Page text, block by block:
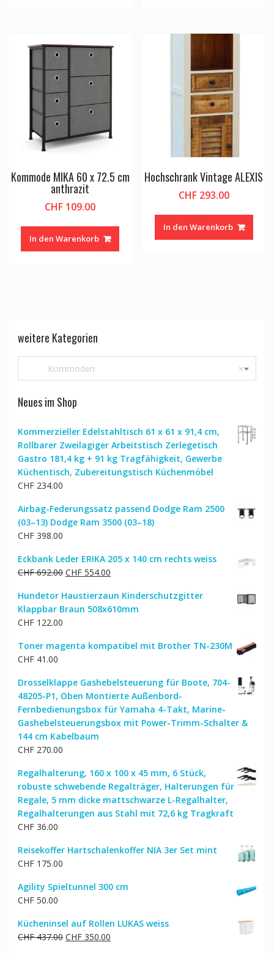
Kommode MIKA 60 x 72.5 cm
anthrazit
CHF 109.00
In den Warenkorb
Hochschrank Vintage ALEXIS
CHF293.00
In den Warenkorb
weitere Kategorien
×
Kommoden
Neues im Shop
Kommerzieller Edelstahltisch 61 x 61 x 91,4 cm,
Rollbarer Zweilagiger Arbeitstisch Zerlegetisch
Gastro 181,4 kg + 91 kg Tragfähigkeit, Gewerbe
Küchentisch, Zubereitungstisch Küchenmöbel
CHF234.00
Airbag-Federungssatz passend Dodge Ram 2500
(03–13) Dodge Ram 3500 (03–18)
CHF398.00
Eckbank Leder ERIKA 205 x 140 cm rechts weiss
CHF692.00 Ursprünglicher
war:
CHF 692.00
CHF554.00Aktueller
ist:
CHF 554.00.
Hundetor Haustierzaun Kinderschutzgitter
Klappbar Braun 508x610mm
CHF122.00
Toner magenta kompatibel mit Brother TN-230M
CHF41.00
Drosselklappe Gashebelsteuerung für Boote, 704-
48205-P1, Oben Montierte Außenbord-
Fernbedienungsbox für Yamaha 4-Takt, Marine-
Gashebelsteuerungsbox mit Power-Trimm-Schalter &
144 cm Kabelbaum
CHF270.00
Regalhalterung, 160 x 100 x 45 mm, 6 Stück,
robuste schwebende Regalträger, Halterungen für
Regale, 5 mm dicke mattschwarze L-Regalhalter,
Regalhalterungen aus Stahl mit 72,6 kg Tragkraft
CHF36.00
Reisekoffer Hartschalenkoffer NIA 3er Set mint
CHF175.00
Agility Spieltunnel 300 cm
CHF50.00
Kücheninsel auf Rollen LUKAS weiss
CHF437.00 Ursprünglicher
CHF350.00Aktueller